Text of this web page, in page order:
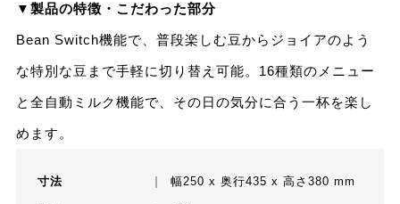
▼製品の特徴・こだわった部分
Bean Switch機能で、普段楽しむ豆からジョイアのよう
な特別な豆まで手軽に切り替え可能。16種類のメニュー
と全自動ミルク機能で、その日の気分に合う一杯を楽し
めます。
寸法 幅250 x 奥行435 x 高さ380 mm